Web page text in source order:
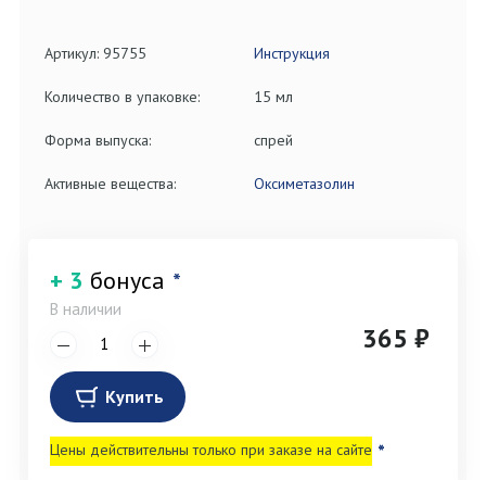
Артикул: 95755 Инструкция
Количество в упаковке: 15 мл
Форма выпуска: спрей
Активные вещества: Оксиметазолин
+ 3 бонуса *
В наличии
365 ₽
Купить
Цены действительны только при заказе на сайте *